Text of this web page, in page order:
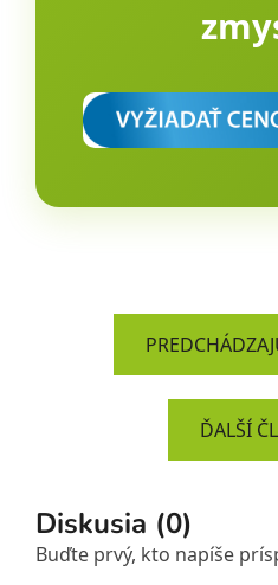
ĎALŠÍ
Diskusia (0)
Buďte prvý, kto napíše